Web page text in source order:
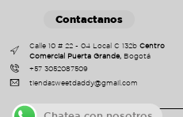
Contactanos
Calle 10 # 22 - 04 Local C 132b Centro
Comercial Puerta Grande,Bogotá
+57 3052087509
tiendasweetdaddy@gmail.com